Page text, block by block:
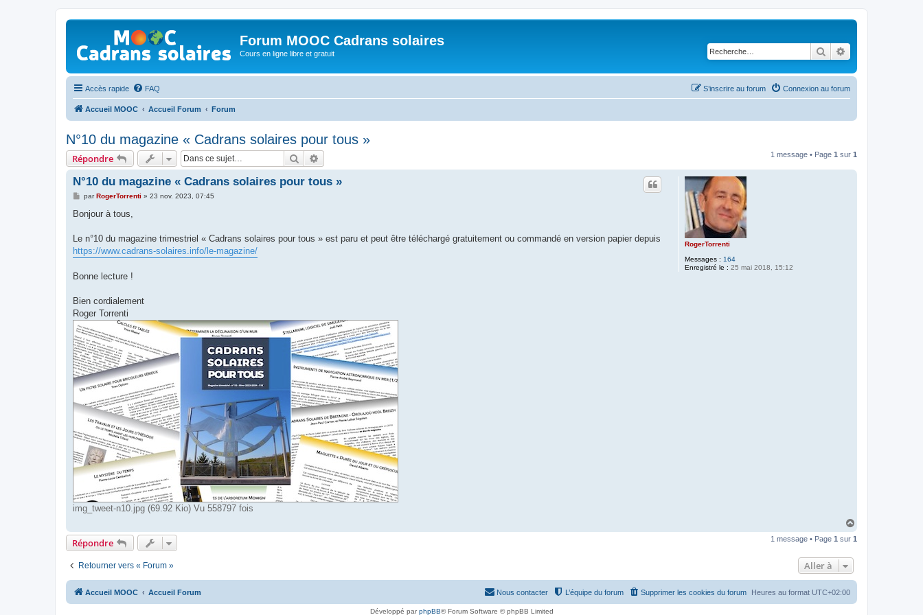
Forum MOOC Cadrans solaires
Cours en ligne libre et gratuit Rechercher
Accès rapide FAQ Connexion au forum
S’inscrire au forum
Accueil MOOC Accueil Forum Forum
N°10 du magazine « Cadrans solaires pour tous »
Répondre Rechercher 1 message • Page 1 sur 1
RogerTorrenti
Messages : 164
Enregistré le : 25 mai 2018, 15:12
N°10 du magazine « Cadrans solaires pour tous »
M
s
g
parRogerTorrenti » 23 nov. 2023, 07:45
Bonjour à tous,
Le n°10 du magazine trimestriel « Cadrans solaires pour tous » est paru et peut être téléchargé gratuitement ou commandé en version papier depuis
https://www.cadrans-solaires.info/le-magazine/
Bonne lecture !
Bien cordialement
Roger Torrenti
img_tweet-n10.jpg (69.92 Kio) Vu 558797 fois
u
Répondre 1 message • Page 1 sur 1
Retourner vers « Forum » Aller à
Accueil MOOC Accueil Forum Heures au format UTC+02:00
Supprimer les cookies du forum
L’équipe du forum
Nous contacter
Développé parphpBB® Forum Software © phpBB Limited